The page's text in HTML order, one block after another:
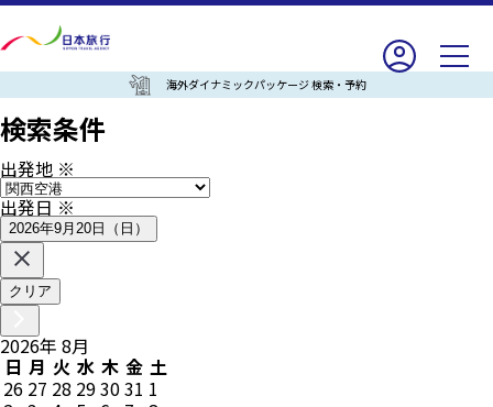
海外ダイナミックパッケージ 検索・予約
検索条件
出発地 ※
出発日※
2026年9月20日（日）
クリア
2026年 8月
日 月 火 水 木 金 土
26 27 28 293031 1